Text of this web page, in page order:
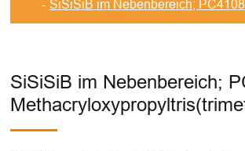
SiSiSiB im Nebenbereich;
SiSiSiB im Nebenbereich;